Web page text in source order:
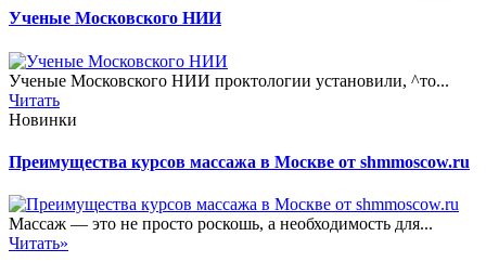
Ученые Московского НИИ
Ученые Московского НИИ проктологии установили, ^то...
Читать
Новинки
Преимущества курсов массажа в Москве от shmmoscow.ru
Массаж — это не просто роскошь, а необходимость для...
Читать»